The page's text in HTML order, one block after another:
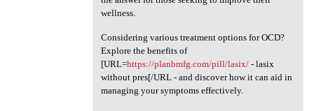
wellness.
Considering various treatment options for OCD?
Explore the benefits of
[URL=https://planbmfg.com/pill/lasix/- lasix
without pres[/URL - and discover how it can aid in
managing your symptoms effectively.